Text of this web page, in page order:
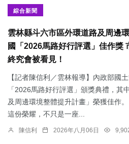
綜合新聞
雲林縣斗六市區外環道路及周邊
國「2026馬路好行評選」佳作獎
終究會被看見！
【記者陳信利／雲林報導】內政部國
「2026馬路好行評選」頒獎典禮，其
及周邊環境整體提升計畫」榮獲佳作
這份榮耀，不只是一座...
陳信利 2026年八月06日